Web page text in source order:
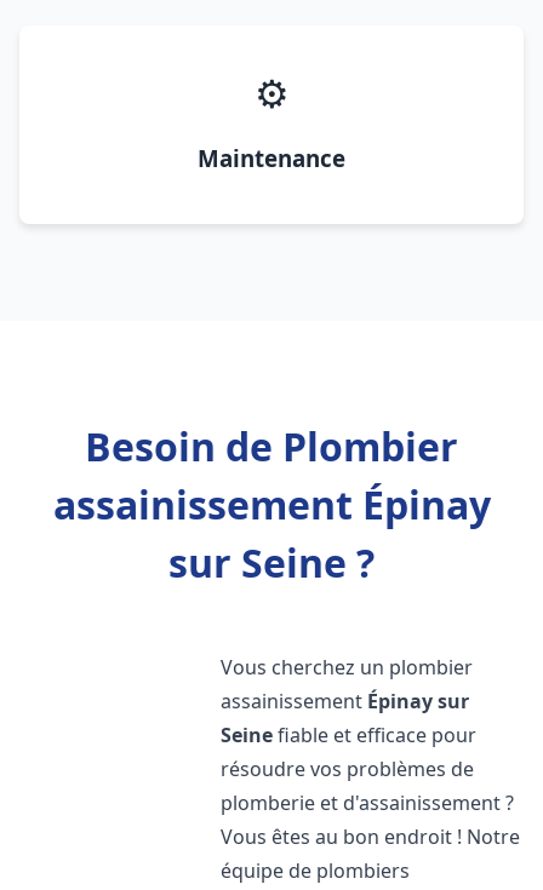
⚙️
Maintenance
Besoin de Plombier
assainissement Épinay
sur Seine ?
Vous cherchez un plombier
assainissement Épinay sur
Seinefiable et efficace pour
résoudre vos problèmes de
plomberie et d'assainissement ?
Vous êtes au bon endroit ! Notre
équipe de plombiers